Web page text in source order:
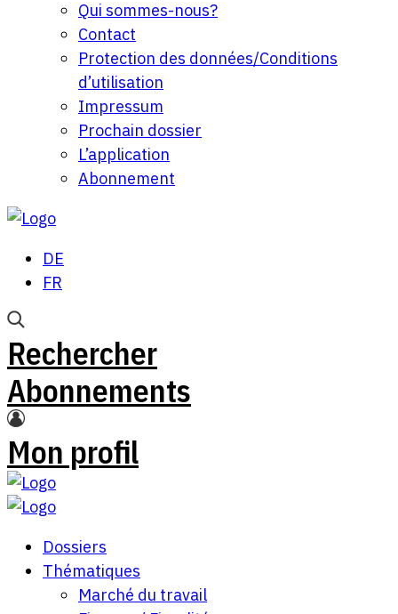
Qui sommes-nous?
Contact
Protection des données/Conditions
d’utilisation
Impressum
Prochain dossier
L’application
Abonnement
DE
FR
Rechercher
Abonnements
Mon profil
Dossiers
Thématiques
Marché du travail